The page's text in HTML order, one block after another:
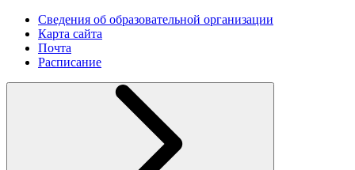
Сведения об образовательной организации
Карта сайта
Почта
Расписание